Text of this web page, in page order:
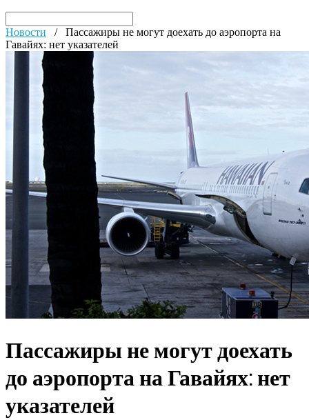
Новости /
Пассажиры не могут доехать до аэропорта на
Гавайях: нет указателей
Пассажиры не могут доехать
до аэропорта на Гавайях: нет
указателей